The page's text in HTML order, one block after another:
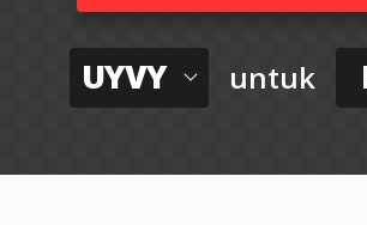
UYVY untuk